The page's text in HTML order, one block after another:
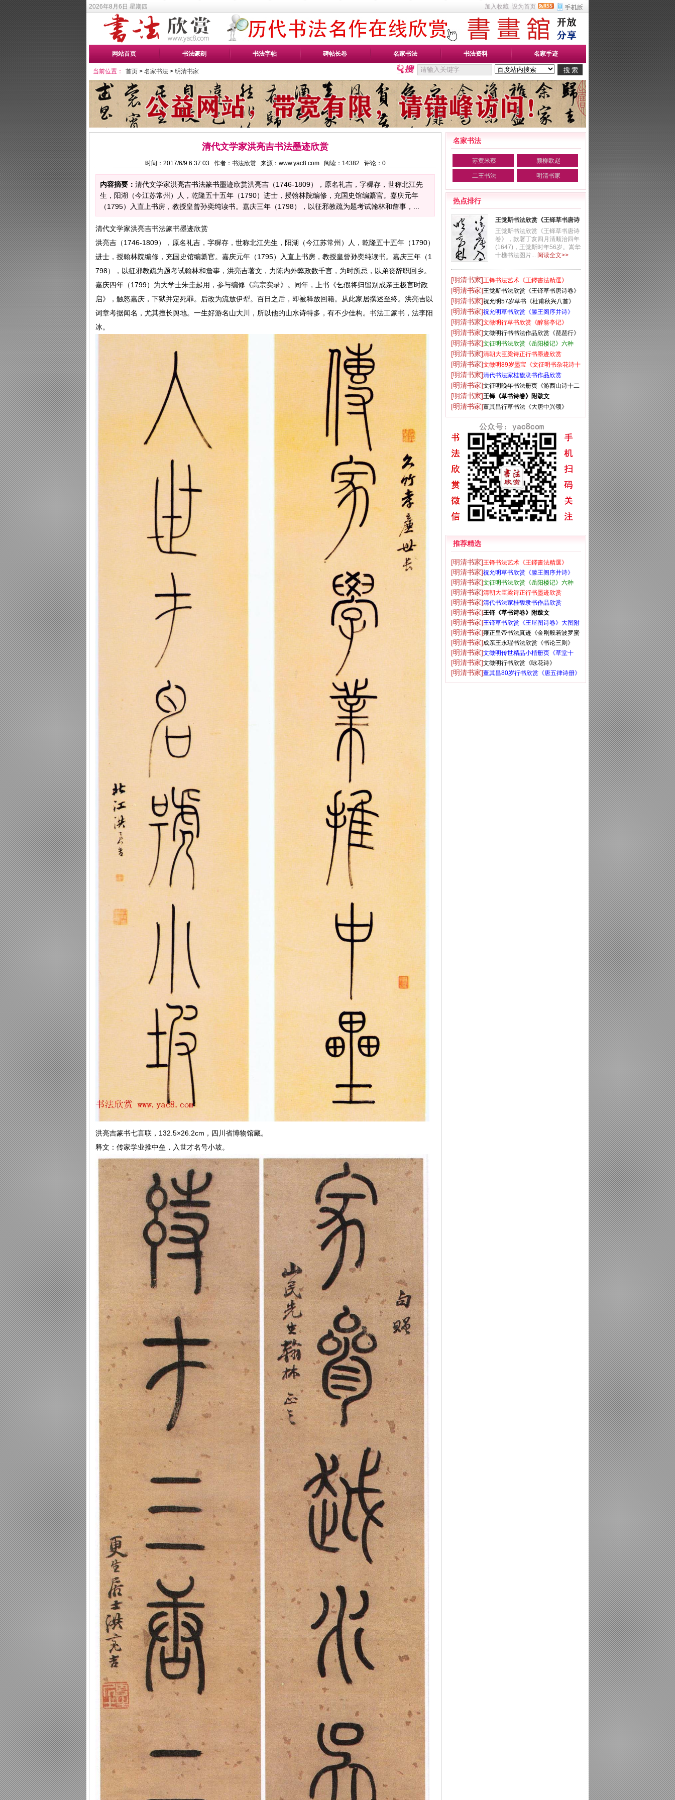
2026年8月6日 星期四 加入收藏 设为首页
网站首页 书法篆刻 书法字帖 碑帖长卷 名家书法 书法资料 名家手迹
当前位置： 首页 > 名家书法 > 明清书家
清代文学家洪亮吉书法墨迹欣赏
时间：2017/6/9 6:37:03 作者：书法欣赏 来源：www.yac8.com 阅读： 14382 评论： 0
内容摘要： 清代文学家洪亮吉书法篆书墨迹欣赏洪亮吉（1746-1809），原名礼吉，字穉存，世称北江先
生，阳湖（今江苏常州）人，乾隆五十五年（1790）进士，授翰林院编修，充国史馆编纂官。嘉庆元年
（1795）入直上书房，教授皇曾孙奕纯读书。嘉庆三年（1798），以征邪教疏为题考试翰林和詹事，...
清代文学家洪亮吉书法篆书墨迹欣赏
洪亮吉（1746-1809），原名礼吉，字穉存，世称北江先生，阳湖（今江苏常州）人，乾隆五十五年（1790）
进士，授翰林院编修，充国史馆编纂官。嘉庆元年（1795）入直上书房，教授皇曾孙奕纯读书。嘉庆三年（1
798），以征邪教疏为题考试翰林和詹事，洪亮吉著文，力陈内外弊政数千言，为时所忌，以弟丧辞职回乡。
嘉庆四年（1799）为大学士朱圭起用，参与编修《高宗实录》。同年，上书《乞假将归留别成亲王极言时政
启》，触怒嘉庆，下狱并定死罪。后改为流放伊犁。百日之后，即被释放回籍。从此家居撰述至终。洪亮吉以
词章考据闻名，尤其擅长舆地。一生好游名山大川，所以他的山水诗特多，有不少佳构。书法工篆书，法李阳
冰。
洪亮吉篆书七言联，132.5×26.2cm，四川省博物馆藏。
释文：传家学业推中垒，入世才名号小坡。
名家书法
苏黄米蔡 颜柳欧赵
二王书法 明清书家
热点排行
王觉斯书法欣赏《王铎草书唐诗
卷》
王觉斯书法欣赏《王铎草书唐诗
卷》，款署丁亥四月清顺治四年
(1647)，王觉斯时年56岁。嵩华
十樵书法图片... 阅读全文>>
[明清书家]王铎书法艺术《王鐸書法精選》
[明清书家]王觉斯书法欣赏《王铎草书唐诗卷》
[明清书家]祝允明57岁草书《杜甫秋兴八首》
[明清书家]祝允明草书欣赏《滕王阁序并诗》
[明清书家]文徵明行草书欣赏《醉翁亭记》
[明清书家]文徵明行书书法作品欣赏《琵琶行》
两种
[明清书家]文征明书法欣赏《岳阳楼记》六种
[明清书家]清朝大臣梁诗正行书墨迹欣赏
[明清书家]文徵明89岁墨宝《文征明书杂花诗十
二首》
[明清书家]清代书法家桂馥隶书作品欣赏
[明清书家]文征明晚年书法册页《游西山诗十二
首》
[明清书家]王铎《草书诗卷》附跋文
[明清书家]董其昌行草书法《大唐中兴颂》
推荐精选
[明清书家]王铎书法艺术《王鐸書法精選》
[明清书家]祝允明草书欣赏《滕王阁序并诗》
[明清书家]文征明书法欣赏《岳阳楼记》六种
[明清书家]清朝大臣梁诗正行书墨迹欣赏
[明清书家]清代书法家桂馥隶书作品欣赏
[明清书家]王铎《草书诗卷》附跋文
[明清书家]王铎草书欣赏《王屋图诗卷》大图附
释文
[明清书家]雍正皇帝书法真迹《金刚般若波罗蜜
经》
[明清书家]成亲王永瑆书法欣赏《书论三则》
[明清书家]文徵明传世精品小楷册页《草堂十
志》
[明清书家]文徵明行书欣赏《咏花诗》
[明清书家]董其昌80岁行书欣赏《唐五律诗册》